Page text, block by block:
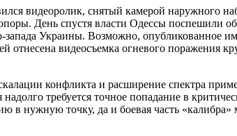
видеоролик, снятый камерой наружного
День спустя власти Одессы поспешили
Украины. Возможно, опубликованное
отнесена видеосъемка огневого поражения
конфликта и расширение спектра
требуется точное попадание в
нужную точку, да и боевая часть «калибра»